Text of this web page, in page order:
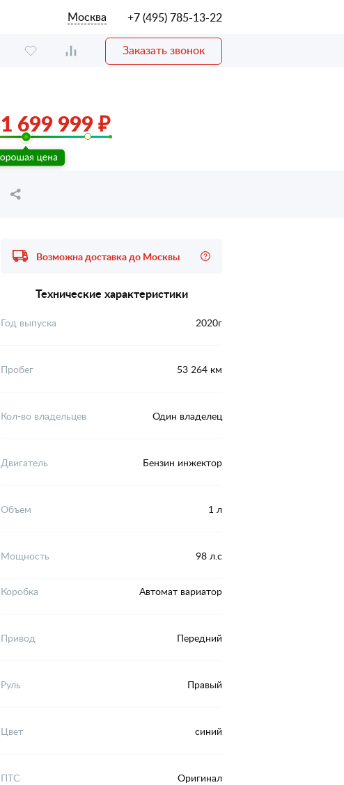
Москва +7 (495) 785-13-22
Заказать звонок
1 699 999 ₽
Возможна доставка до Москвы
Технические характеристики
Год выпуска 2020г
Пробег 53 264 км
Кол-во владельцев Один владелец
Двигатель Бензин инжектор
Объем 1 л
Мощность 98 л.с
Коробка Автомат вариатор
Привод Передний
Руль Правый
Цвет синий
ПТС Оригинал